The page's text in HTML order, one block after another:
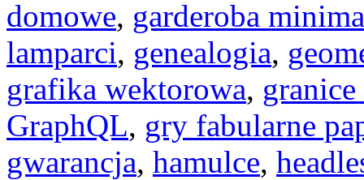
domowe, garderoba
lamparci, genealogia,
grafika wektorowa,
GraphQL, gry fabularne
gwarancja, hamulce,